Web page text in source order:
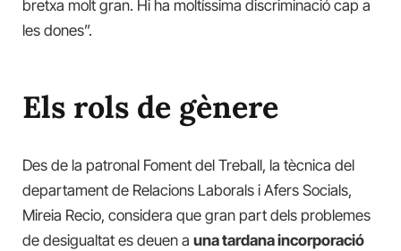
bretxa molt gran. Hi ha moltíssima discriminació cap a
les dones”.
Els rols de gènere
Des de la patronal Foment del Treball, la tècnica del
departament de Relacions Laborals i Afers Socials,
Mireia Recio, considera que gran part dels problemes
de desigualtat es deuen a una tardana incorporació